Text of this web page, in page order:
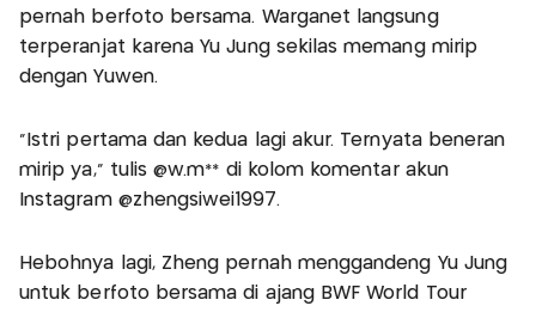
pernah berfoto bersama. Warganet langsung
terperanjat karena Yu Jung sekilas memang mirip
dengan Yuwen.
“Istri pertama dan kedua lagi akur. Ternyata beneran
mirip ya,” tulis @w.m** di kolom komentar akun
Instagram @zhengsiwei1997.
Hebohnya lagi, Zheng pernah menggandeng Yu Jung
untuk berfoto bersama di ajang BWF World Tour